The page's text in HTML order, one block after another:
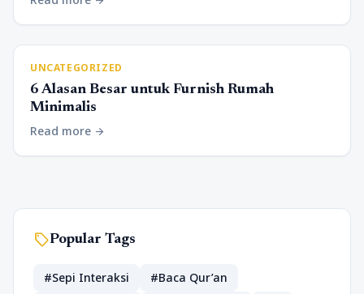
UNCATEGORIZED
6 Alasan Besar untuk Furnish Rumah
Minimalis
Read more arrow_forward
sellPopular Tags
#Sepi Interaksi
#Baca Qur’an